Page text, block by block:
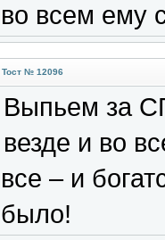
во всем ему
Тост № 12096
Выпьем за
везде и во
все – и
было!